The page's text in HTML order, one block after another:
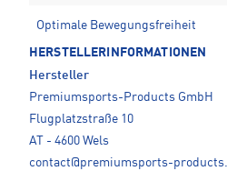
Optimale Bewegungsfreiheit
HERSTELLERINFORMATIONEN
Hersteller
Premiumsports-Products GmbH
Flugplatzstraße 10
AT - 4600 Wels
contact@premiumsports-